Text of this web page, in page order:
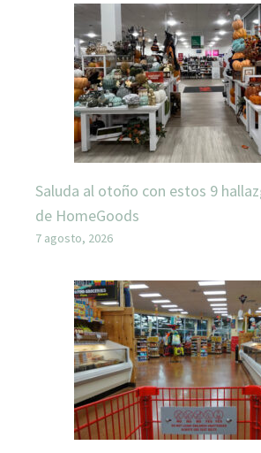
Saluda al otoño con estos 9
de HomeGoods
7 agosto, 2026